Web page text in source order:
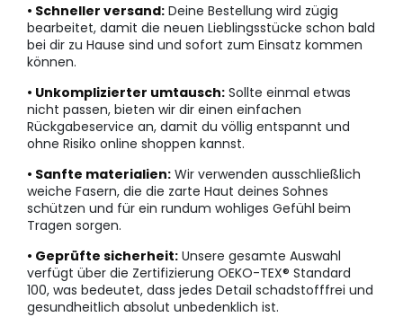
• Schneller versand: Deine Bestellung wird zügig
bearbeitet, damit die neuen Lieblingsstücke schon bald
bei dir zu Hause sind und sofort zum Einsatz kommen
können.
• Unkomplizierter umtausch: Sollte einmal etwas
nicht passen, bieten wir dir einen einfachen
Rückgabeservice an, damit du völlig entspannt und
ohne Risiko online shoppen kannst.
• Sanfte materialien: Wir verwenden ausschließlich
weiche Fasern, die die zarte Haut deines Sohnes
schützen und für ein rundum wohliges Gefühl beim
Tragen sorgen.
• Geprüfte sicherheit: Unsere gesamte Auswahl
verfügt über die Zertifizierung OEKO-TEX® Standard
100, was bedeutet, dass jedes Detail schadstofffrei und
gesundheitlich absolut unbedenklich ist.